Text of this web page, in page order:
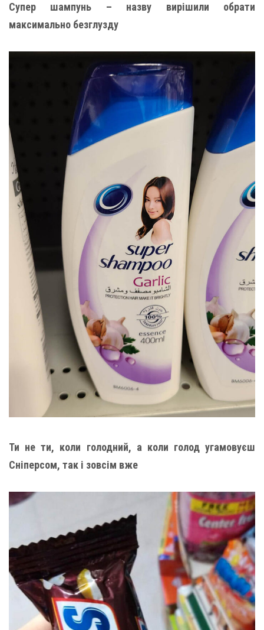
Супер шампунь – назву вирішили обрати
максимально безглузду
Ти не ти, коли голодний, а коли голод угамовуєш
Сніперсом, так і зовсім вже